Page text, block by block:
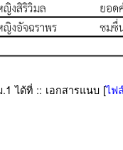
ได้ที่ :: เอกสารแนบ [ไฟ